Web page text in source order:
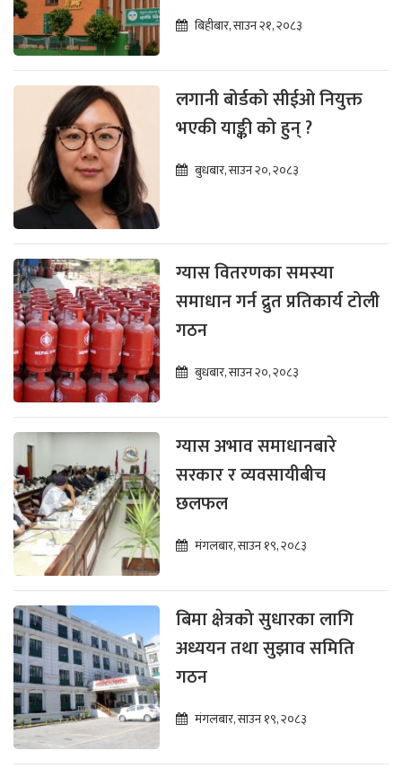
बिहीबार, साउन २१, २०८३
लगानी बोर्डको सीईओ नियुक्त
भएकी याङ्की को हुन् ?
बुधबार, साउन २०, २०८३
ग्यास वितरणका समस्या
समाधान गर्न द्रुत प्रतिकार्य टोली
गठन
बुधबार, साउन २०, २०८३
ग्यास अभाव समाधानबारे
सरकार र व्यवसायीबीच
छलफल
मंगलबार, साउन १९, २०८३
बिमा क्षेत्रको सुधारका लागि
अध्ययन तथा सुझाव समिति
गठन
मंगलबार, साउन १९, २०८३